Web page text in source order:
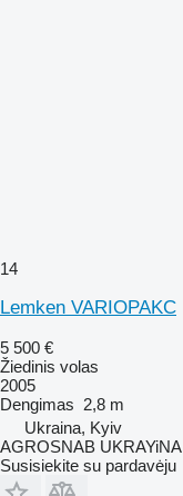
14
Lemken VARIOPAKC
5 500 €
Žiedinis volas
2005
Dengimas 2,8 m
Ukraina, Kyiv
AGROSNAB UKRAYiNA
Susisiekite su pardavėju